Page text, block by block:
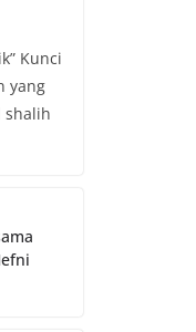
Kunci
yang
shalih